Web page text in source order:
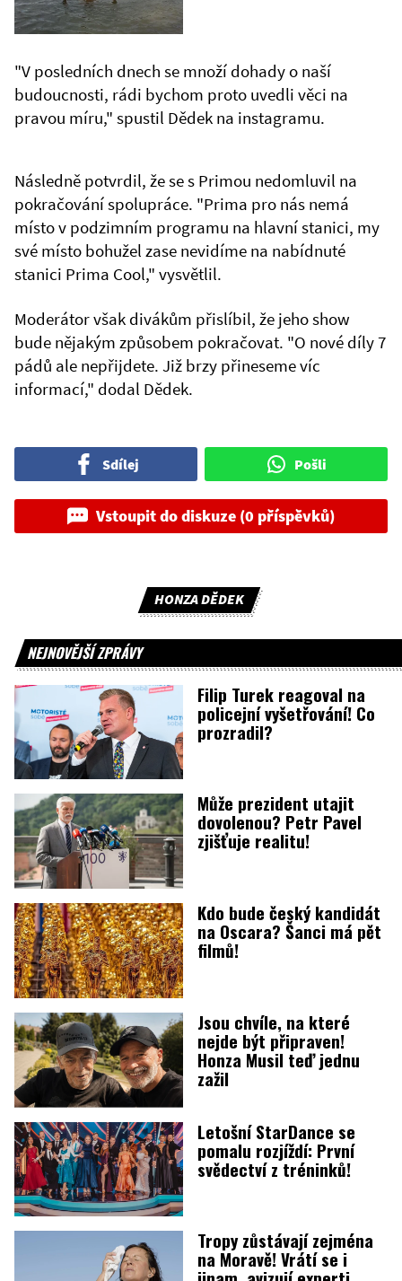
"V posledních dnech se množí dohady o naší
budoucnosti, rádi bychom proto uvedli věci na
pravou míru," spustil Dědek na instagramu.
Následně potvrdil, že se s Primou nedomluvil na
pokračování spolupráce. "Prima pro nás nemá
místo v podzimním programu na hlavní stanici, my
své místo bohužel zase nevidíme na nabídnuté
stanici Prima Cool," vysvětlil.
Moderátor však divákům přislíbil, že jeho show
bude nějakým způsobem pokračovat. "O nové díly 7
pádů ale nepřijdete. Již brzy přineseme víc
informací," dodal Dědek.
Sdílej Pošli
Vstoupit do diskuze (0 příspěvků)
HONZA DĚDEK
NEJNOVĚJŠÍ ZPRÁVY
Filip Turek reagoval na
policejní vyšetřování! Co
prozradil?
Může prezident utajit
dovolenou? Petr Pavel
zjišťuje realitu!
Kdo bude český kandidát
na Oscara? Šanci má pět
filmů!
Jsou chvíle, na které
nejde být připraven!
Honza Musil teď jednu
zažil
Letošní StarDance se
pomalu rozjíždí: První
svědectví z tréninků!
Tropy zůstávají zejména
na Moravě! Vrátí se i